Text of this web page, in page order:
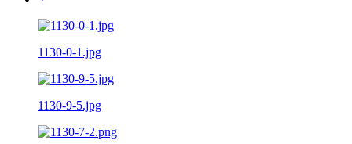
1130-0-1.jpg
1130-9-5.jpg